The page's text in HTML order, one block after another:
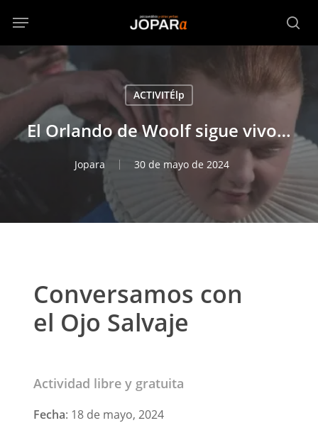
main
content
Menu
ACTIVITÉlp
El Orlando de Woolf sigue vivo…
Jopara 30 de mayo de 2024
Conversamos con
el Ojo Salvaje
Actividad libre y gratuita
Fecha: 18 de mayo, 2024